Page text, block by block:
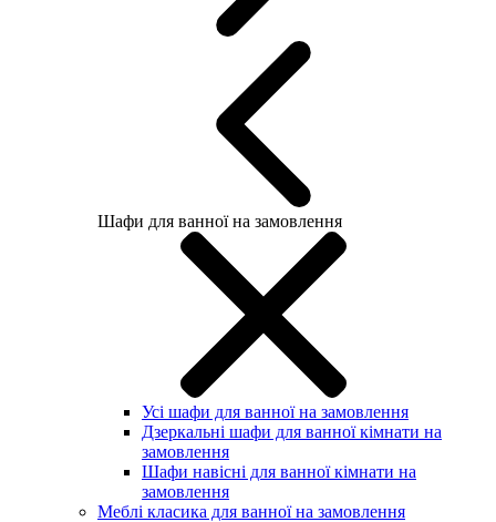
Шафи для ванної на замовлення
Усі шафи для ванної на замовлення
Дзеркальні шафи для ванної кімнати на
замовлення
Шафи навісні для ванної кімнати на
замовлення
Меблі класика для ванної на замовлення